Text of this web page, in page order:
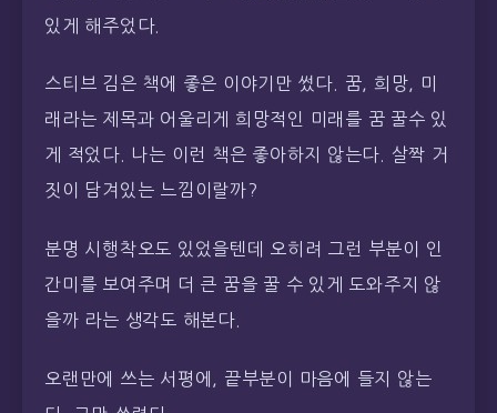
있게 해주었다.
스티브 김은 책에 좋은 이야기만 썼다. 꿈, 희망, 미
래라는 제목과 어울리게 희망적인 미래를 꿈 꿀수 있
게 적었다. 나는 이런 책은 좋아하지 않는다. 살짝 거
짓이 담겨있는 느낌이랄까?
분명 시행착오도 있었을텐데 오히려 그런 부분이 인
간미를 보여주며 더 큰 꿈을 꿀 수 있게 도와주지 않
을까 라는 생각도 해본다.
오랜만에 쓰는 서평에, 끝부분이 마음에 들지 않는